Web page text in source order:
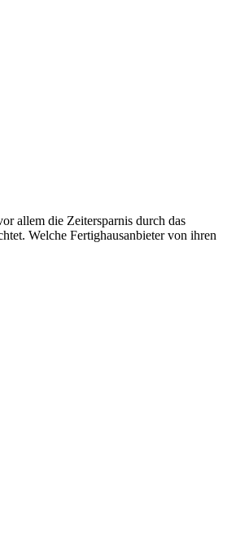
allem die Zeitersparnis durch das
Welche Fertighausanbieter von ihren